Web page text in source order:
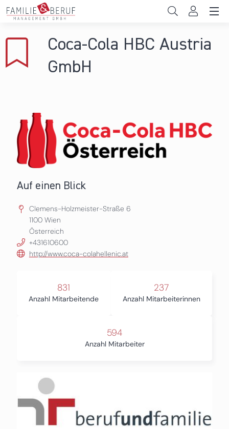
Direkt zum Inhalt
Gemeinden
Das sind wir
News & Events
Coca-Cola HBC Austria
GmbH
Auf einen Blick
Clemens-Holzmeister-Straße 6
1100 Wien
Österreich
+431610600
http://www.coca-colahellenic.at
831
Anzahl Mitarbeitende
237
Anzahl Mitarbeiterinnen
594
Anzahl Mitarbeiter